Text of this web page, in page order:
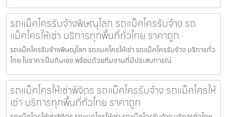
รถแม็คโครรับจ้างพิษณุโลก รถแม็คโครรับจ้าง รถ
แม็คโครให้เช่า บริการทุกพื้นที่ทั่วไทย ราคาถูก
รถแม็คโครรับจ้างพิษณุโลก รถแมคโครให้เช่า รถแม็คโครรับจ้าง บริการทั่ว
ไทย ในราคาเป็นกันเอง พร้อมด้วยทีมงานที่มีประสบการณ์
รถแม็คโครให้เช่าพิจิตร รถแม็คโครรับจ้าง รถแม็คโครให้
เช่า บริการทุกพื้นที่ทั่วไทย ราคาถูก